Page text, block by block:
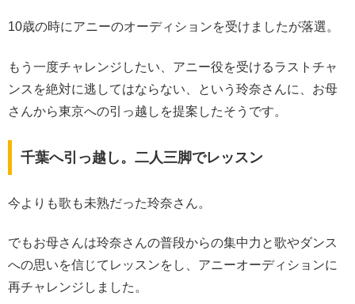
10歳の時にアニーのオーディションを受けましたが落選。
もう一度チャレンジしたい、アニー役を受けるラストチャ
ンスを絶対に逃してはならない、という玲奈さんに、お母
さんから東京への引っ越しを提案したそうです。
千葉へ引っ越し。二人三脚でレッスン
今よりも歌も未熟だった玲奈さん。
でもお母さんは玲奈さんの普段からの集中力と歌やダンス
への思いを信じてレッスンをし、アニーオーディションに
再チャレンジしました。